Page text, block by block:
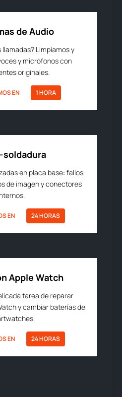
de Audio
llamadas? Limpiamos y
y micrófonos con
originales.
EN 1 HORA
soldadura
en placa base: fallos
de imagen y conectores
EN 24 HORAS
Apple Watch
tarea de reparar
y cambiar baterías de
EN 24 HORAS